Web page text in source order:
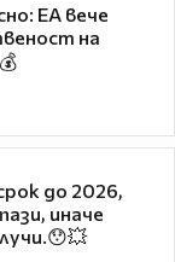
EA вече
на
до 2026,
иначе